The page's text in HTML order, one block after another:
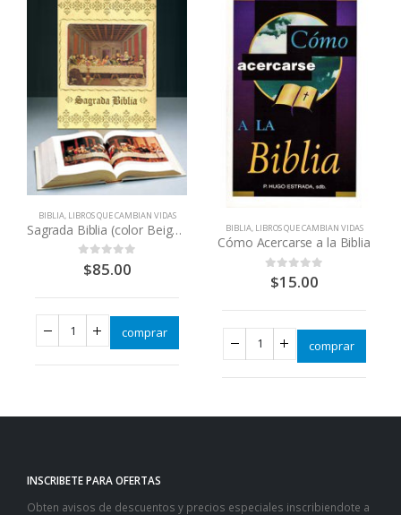
BIBLIA, LIBROS QUE CAMBIAN VIDAS
Sagrada Biblia (color Beige)letra y tamaño extra grande
out of 5
$85.00
comprar
BIBLIA, LIBROS QUE CAMBIAN VIDAS
Cómo Acercarse a la Biblia
out of 5
$15.00
comprar
INSCRIBETE PARA OFERTAS
Obten avisos de descuentos y precios especiales inscribiendote a